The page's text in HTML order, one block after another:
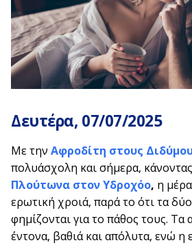
Δευτέρα, 07/07/2025
Με την Αφροδίτη στους
πολυάσχολη και σήμερα, κάνοντας
Πλούτωνα στον Υδροχόο, η
ερωτική χροιά, παρά το ότι τα
φημίζονται για το πάθος τους. Τα
έντονα, βαθιά και απόλυτα, ενώ η